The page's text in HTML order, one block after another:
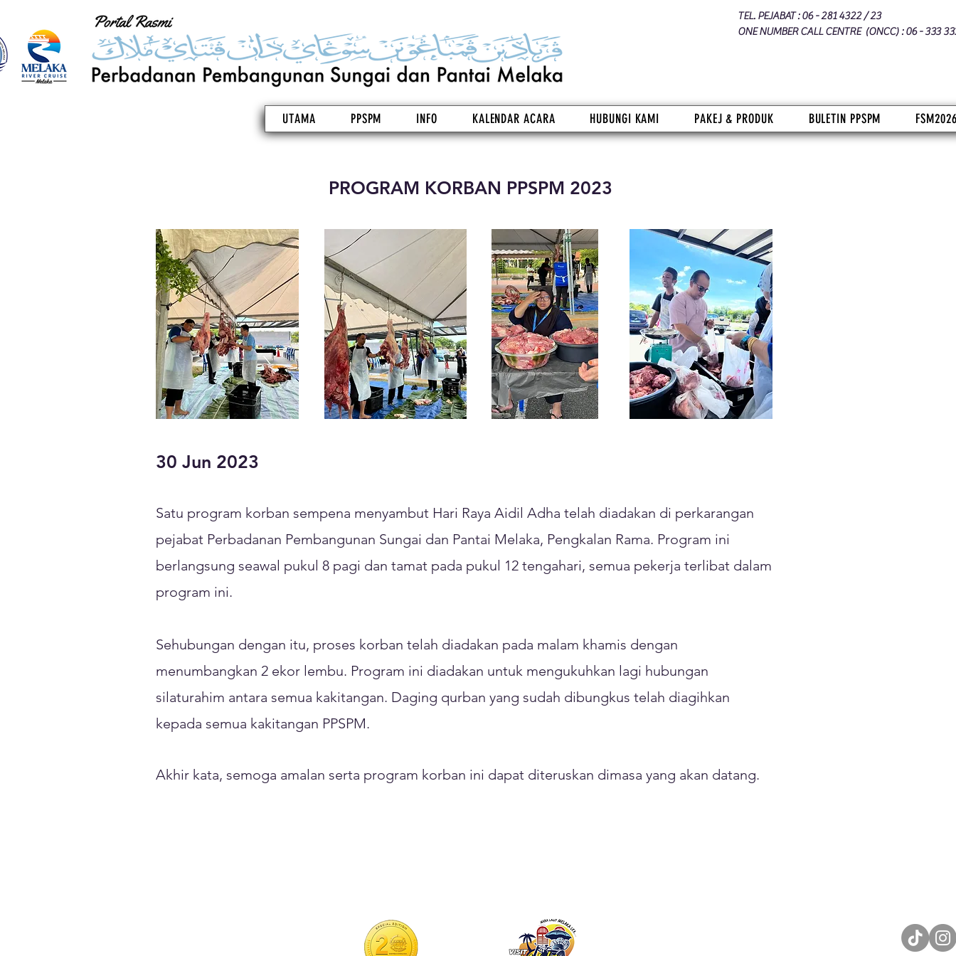
TEL. PEJABAT : 06 - 281 4322 / 23
ONE NUMBER CALL CENTRE (ONCC) : 06 - 333
UTAMA PPSPM INFO KALENDAR ACARA HUBUNGI KAMI PAKEJ & PRODUK BULETIN PPSPM
PROGRAM KORBAN PPSPM 2023
30 Jun 2023
Satu program korban sempena menyambut Hari Raya Aidil Adha telah diadakan di perkarangan
pejabat Perbadanan Pembangunan Sungai dan Pantai Melaka, Pengkalan Rama. Program ini
berlangsung seawal pukul 8 pagi dan tamat pada pukul 12 tengahari, semua pekerja terlibat dalam
program ini.
Sehubungan dengan itu, proses korban telah diadakan pada malam khamis dengan
menumbangkan 2 ekor lembu. Program ini diadakan untuk mengukuhkan lagi hubungan
silaturahim antara semua kakitangan. Daging qurban yang sudah dibungkus telah diagihkan
kepada semua kakitangan PPSPM.
Akhir kata, semoga amalan serta program korban ini dapat diteruskan dimasa yang akan datang.